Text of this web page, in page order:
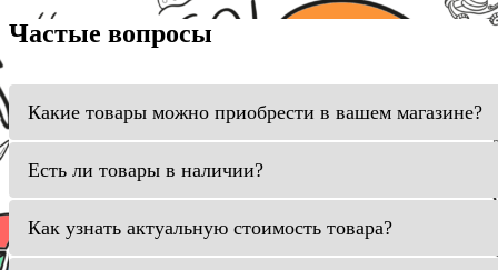
Частые вопросы
Какие товары можно приобрести в вашем магазине?
Есть ли товары в наличии?
Как узнать актуальную стоимость товара?